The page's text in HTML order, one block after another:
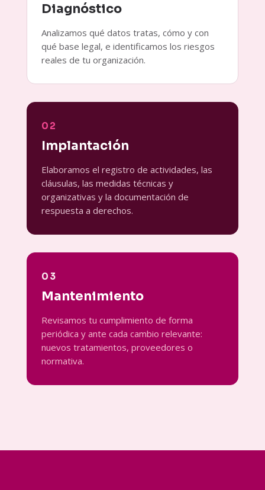
Diagnóstico
Analizamos qué datos tratas, cómo y con
qué base legal, e identificamos los riesgos
reales de tu organización.
02
Implantación
Elaboramos el registro de actividades, las
cláusulas, las medidas técnicas y
organizativas y la documentación de
respuesta a derechos.
03
Mantenimiento
Revisamos tu cumplimiento de forma
periódica y ante cada cambio relevante:
nuevos tratamientos, proveedores o
normativa.